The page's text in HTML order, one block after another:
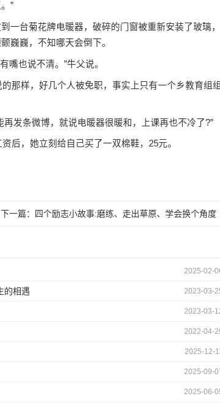
”
台菊花牌电暖器，破碎的门窗被重新安装了玻璃
巍巍，不知哪天会倒下。
也说不清。”牛父说。
样，好几个人被免职，事实上只有一个乡教育组
发条微博，就说电暖器很暖和，上课再也不冷了?”
，她立刻给自己买了一双棉鞋，25元。
下一篇： 四个励志小故事:磨练、走出草原、学会换个角度
2025-02-
2023-03-
的相遇
2023-03-
2022-04-
2025-12-
2025-09-
2025-06-